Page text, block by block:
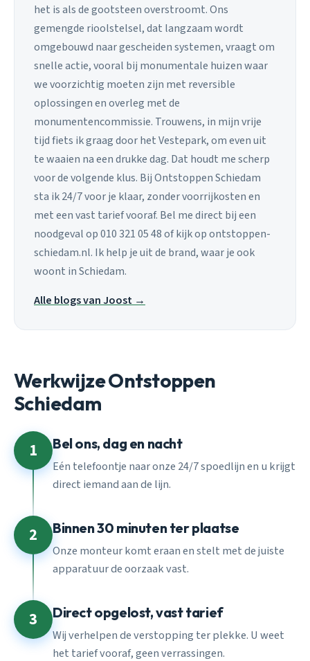
het is als de gootsteen overstroomt. Ons
gemengde rioolstelsel, dat langzaam wordt
omgebouwd naar gescheiden systemen, vraagt om
snelle actie, vooral bij monumentale huizen waar
we voorzichtig moeten zijn met reversible
oplossingen en overleg met de
monumentencommissie. Trouwens, in mijn vrije
tijd fiets ik graag door het Vestepark, om even uit
te waaien na een drukke dag. Dat houdt me scherp
voor de volgende klus. Bij Ontstoppen Schiedam
sta ik 24/7 voor je klaar, zonder voorrijkosten en
met een vast tarief vooraf. Bel me direct bij een
noodgeval op 010 321 05 48 of kijk op ontstoppen-
schiedam.nl. Ik help je uit de brand, waar je ook
woont in Schiedam.
Alle blogs van Joost →
Werkwijze Ontstoppen
Schiedam
1 Bel ons, dag en nacht
Eén telefoontje naar onze 24/7 spoedlijn en u krijgt
direct iemand aan de lijn.
2 Binnen 30 minuten ter plaatse
Onze monteur komt eraan en stelt met de juiste
apparatuur de oorzaak vast.
3 Direct opgelost, vast tarief
Wij verhelpen de verstopping ter plekke. U weet
het tarief vooraf, geen verrassingen.